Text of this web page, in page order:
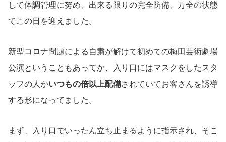
して体調管理に努め、出来る限りの完全防備、万全の状態
でこの日を迎えました。
新型コロナ問題による自粛が解けて初めての梅田芸術劇場
公演ということもあってか、入り口にはマスクをしたスタ
ッフの人がいつもの倍以上配備されていてお客さんを誘導
する形になってました。
まず、入り口でいったん立ち止まるように指示され、そこ